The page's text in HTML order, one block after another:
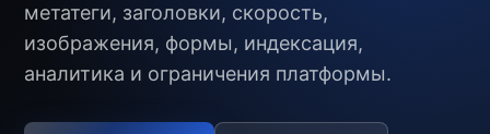
метатеги, заголовки, скорость,
изображения, формы, индексация,
аналитика и ограничения платформы.